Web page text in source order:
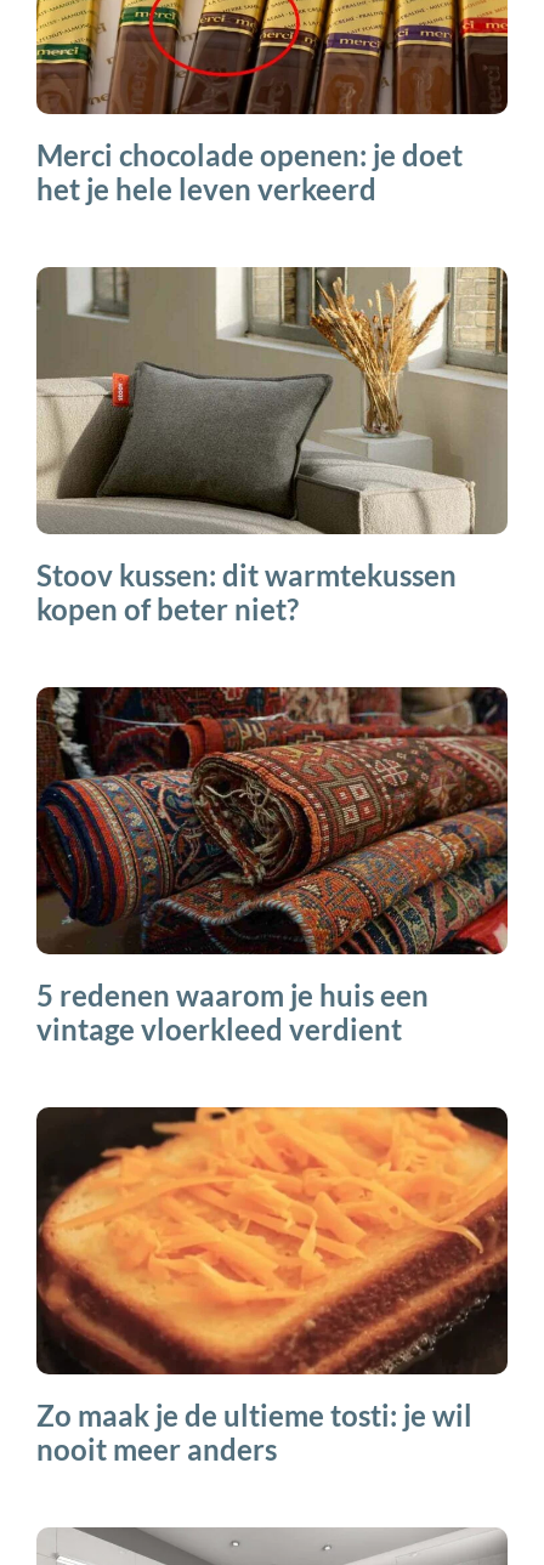
Merci chocolade openen: je doet
het je hele leven verkeerd
Stoov kussen: dit warmtekussen
kopen of beter niet?
5 redenen waarom je huis een
vintage vloerkleed verdient
Zo maak je de ultieme tosti: je wil
nooit meer anders